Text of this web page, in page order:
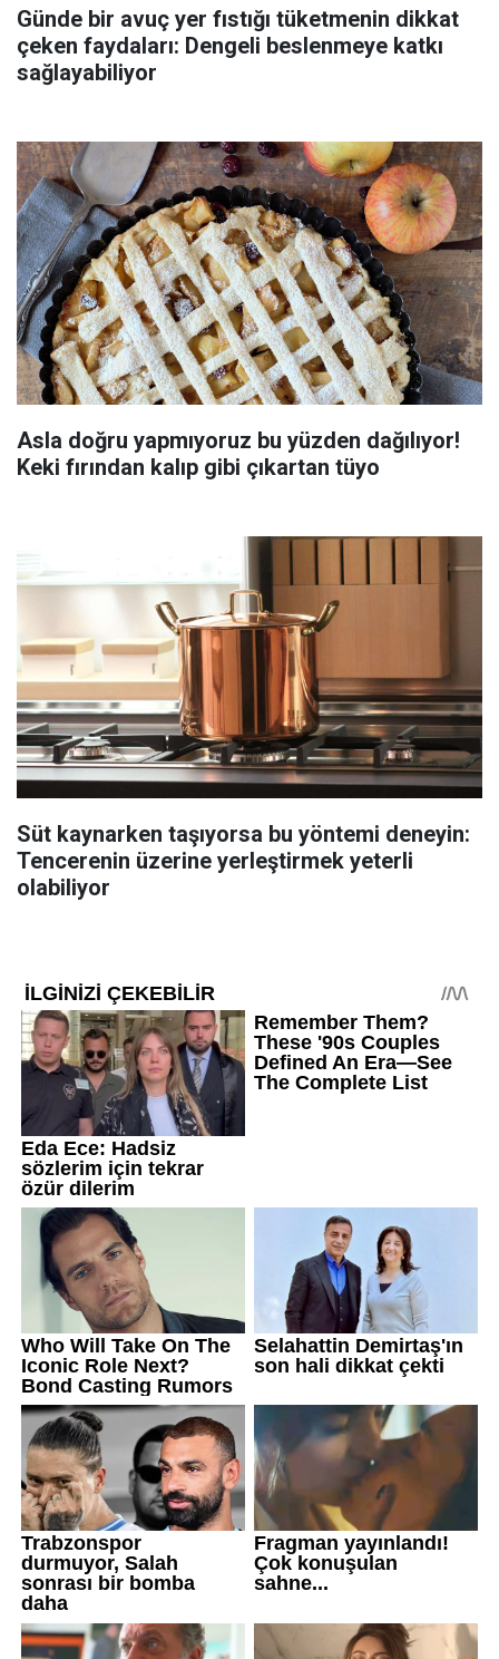
Günde bir avuç yer fıstığı tüketmenin dikkat
çeken faydaları: Dengeli beslenmeye katkı
sağlayabiliyor
Asla doğru yapmıyoruz bu yüzden dağılıyor!
Keki fırından kalıp gibi çıkartan tüyo
Süt kaynarken taşıyorsa bu yöntemi deneyin:
Tencerenin üzerine yerleştirmek yeterli
olabiliyor